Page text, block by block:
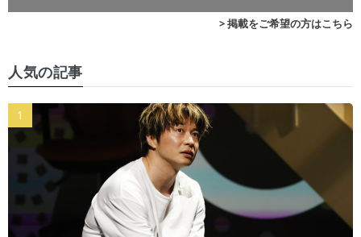
> 掲載をご希望の方はこちら
人気の記事